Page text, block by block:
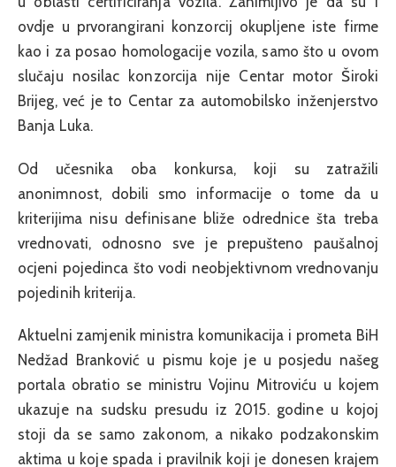
ovdje u prvorangirani konzorcij okupljene iste firme
kao i za posao homologacije vozila, samo što u ovom
slučaju nosilac konzorcija nije Centar motor Široki
Brijeg, već je to Centar za automobilsko inženjerstvo
Banja Luka.
Od učesnika oba konkursa, koji su zatražili
anonimnost, dobili smo informacije o tome da u
kriterijima nisu definisane bliže odrednice šta treba
vrednovati, odnosno sve je prepušteno paušalnoj
ocjeni pojedinca što vodi neobjektivnom vrednovanju
pojedinih kriterija.
Aktuelni zamjenik ministra komunikacija i prometa BiH
Nedžad Branković u pismu koje je u posjedu našeg
portala obratio se ministru Vojinu Mitroviću u kojem
ukazuje na sudsku presudu iz 2015. godine u kojoj
stoji da se samo zakonom, a nikako podzakonskim
aktima u koje spada i pravilnik koji je donesen krajem